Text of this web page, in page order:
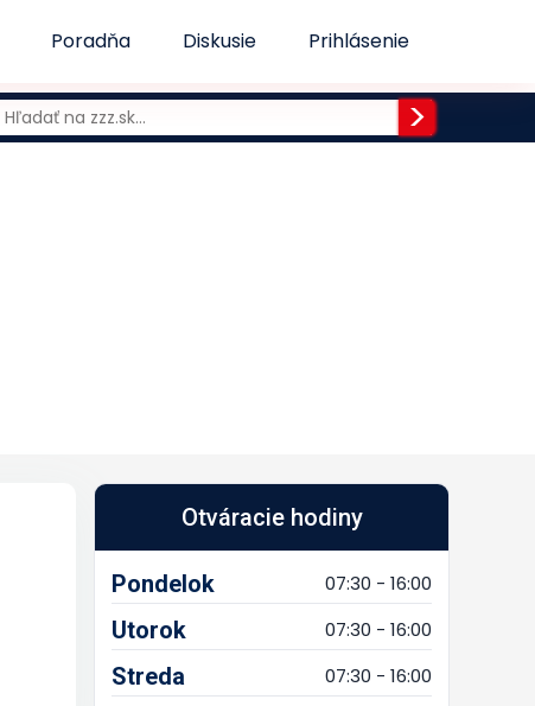
Poradňa Diskusie Prihlásenie
Otváracie hodiny
Pondelok 07:30 - 16:00
Utorok 07:30 - 16:00
Streda 07:30 - 16:00